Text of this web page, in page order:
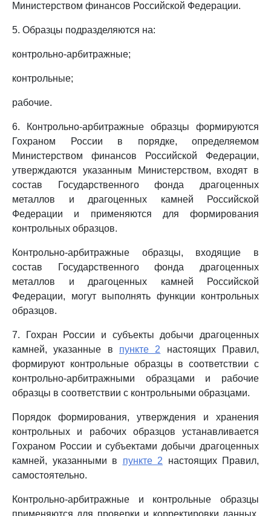
Министерством финансов Российской Федерации.
5. Образцы подразделяются на:
контрольно-арбитражные;
контрольные;
рабочие.
6. Контрольно-арбитражные образцы формируются
Гохраном России в порядке, определяемом
Министерством финансов Российской Федерации,
утверждаются указанным Министерством, входят в
состав Государственного фонда драгоценных
металлов и драгоценных камней Российской
Федерации и применяются для формирования
контрольных образцов.
Контрольно-арбитражные образцы, входящие в
состав Государственного фонда драгоценных
металлов и драгоценных камней Российской
Федерации, могут выполнять функции контрольных
образцов.
7. Гохран России и субъекты добычи драгоценных
камней, указанные в пункте 2 настоящих Правил,
формируют контрольные образцы в соответствии с
контрольно-арбитражными образцами и рабочие
образцы в соответствии с контрольными образцами.
Порядок формирования, утверждения и хранения
контрольных и рабочих образцов устанавливается
Гохраном России и субъектами добычи драгоценных
камней, указанными в пункте 2 настоящих Правил,
самостоятельно.
Контрольно-арбитражные и контрольные образцы
применяются для проверки и корректировки данных,